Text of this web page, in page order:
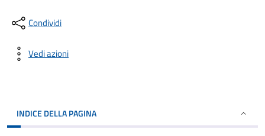
Condividi
Vedi azioni
INDICE DELLA PAGINA